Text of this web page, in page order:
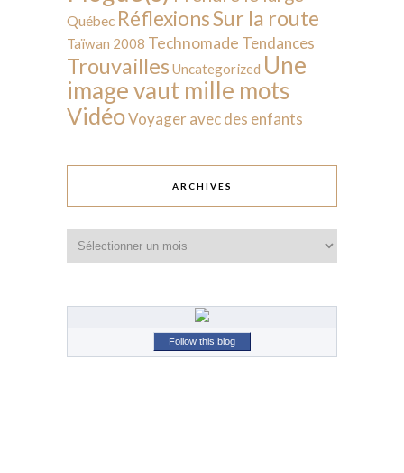
Québec RéflexionsSur la route
Taïwan 2008 Technomade Tendances
Trouvailles Uncategorized Une
image vaut mille mots
VidéoVoyager avec des enfants
ARCHIVES
Follow this blog